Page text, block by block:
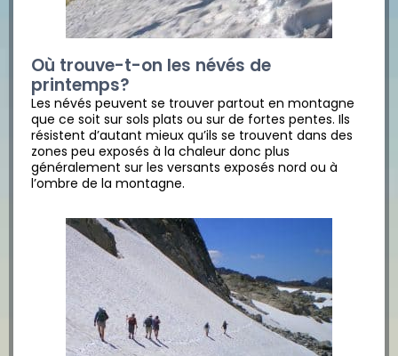
Où trouve-t-on les névés de
printemps?
Les névés peuvent se trouver partout en montagne
que ce soit sur sols plats ou sur de fortes pentes. Ils
résistent d’autant mieux qu’ils se trouvent dans des
zones peu exposés à la chaleur donc plus
généralement sur les versants exposés nord ou à
l’ombre de la montagne.